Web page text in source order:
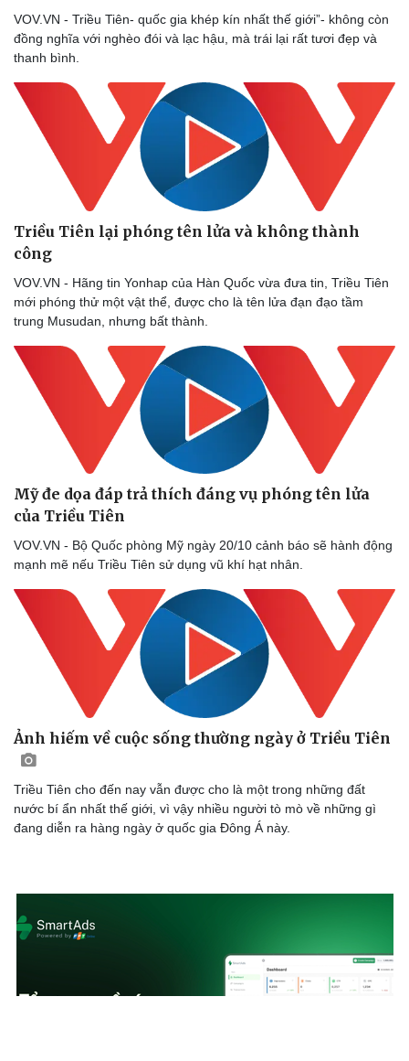
Thể thao
Bóng đá
Lịch thi đấu bóng đá
eSports
Hậu trường
Ô tô
Xe máy
VOV.VN - Triều Tiên- quốc gia khép kín nhất thế giới”- không còn
đồng nghĩa với nghèo đói và lạc hậu, mà trái lại rất tươi đẹp và
thanh bình.
Triều Tiên lại phóng tên lửa và không thành
công
VOV.VN - Hãng tin Yonhap của Hàn Quốc vừa đưa tin, Triều Tiên
mới phóng thử một vật thể, được cho là tên lửa đạn đạo tầm
trung Musudan, nhưng bất thành.
Mỹ đe dọa đáp trả thích đáng vụ phóng tên lửa
của Triều Tiên
VOV.VN - Bộ Quốc phòng Mỹ ngày 20/10 cảnh báo sẽ hành động
mạnh mẽ nếu Triều Tiên sử dụng vũ khí hạt nhân.
Ảnh hiếm về cuộc sống thường ngày ở Triều Tiên
Triều Tiên cho đến nay vẫn được cho là một trong những đất
nước bí ẩn nhất thế giới, vì vậy nhiều người tò mò về những gì
đang diễn ra hàng ngày ở quốc gia Đông Á này.